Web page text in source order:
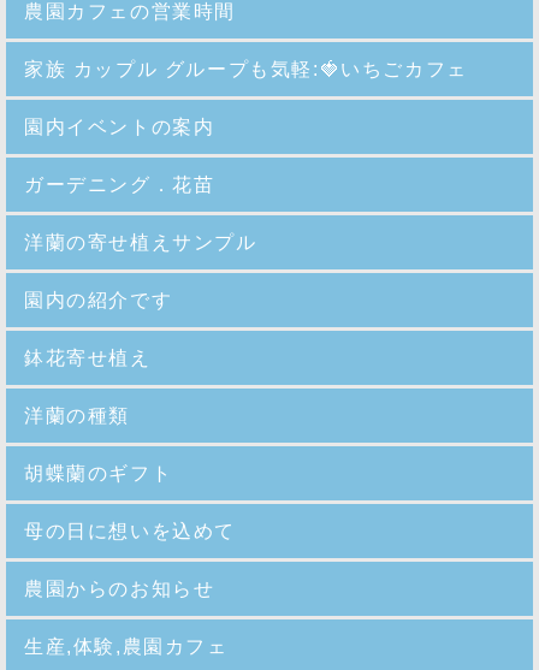
農園カフェの営業時間
家族 カップル グループも気軽:🍓いちごカフェ
園内イベントの案内
ガーデニング．花苗
洋蘭の寄せ植えサンプル
園内の紹介 です
鉢花寄せ植え
洋蘭の種類
胡蝶蘭のギフト
母の日に想いを込めて
農園からのお知らせ
生産,体験,農園カフェ